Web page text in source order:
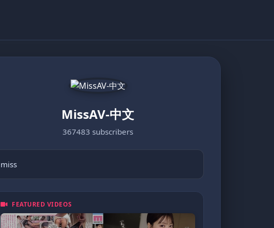
MissAV-中文
367483 subscribers
miss
FEATURED VIDEOS